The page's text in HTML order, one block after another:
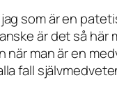
som är en
är det så här
när man är en
fall